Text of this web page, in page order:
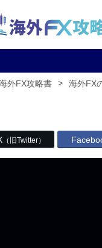
外FX攻略書 > 海外FX
（旧Twitter）